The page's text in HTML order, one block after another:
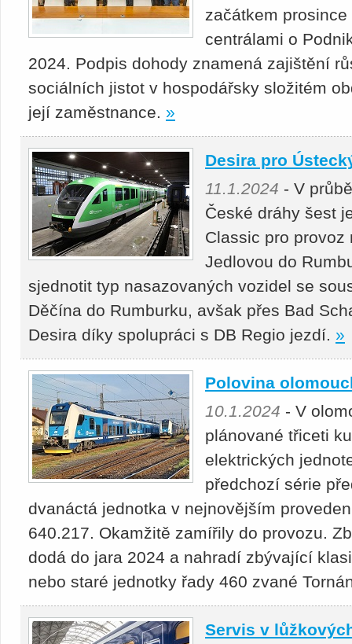
začátkem
centrálami o
2024. Podpis dohody znamená zajištění
sociálních jistot v hospodářsky složitém
její zaměstnance. »
Desira pro
11.1.2024 - V
České dráhy šest
Classic pro provoz
Jedlovou do
sjednotit typ nasazovaných vozidel se
Děčína do Rumburku, avšak přes Bad
Desira díky spolupráci s DB Regio jezdí. »
Polovina
10.1.2024 - V
plánované třiceti
elektrických
předchozí série
dvanáctá jednotka v nejnovějším
640.217. Okamžitě zamířily do provozu.
dodá do jara 2024 a nahradí zbývající
nebo staré jednotky řady 460 zvané
Servis v